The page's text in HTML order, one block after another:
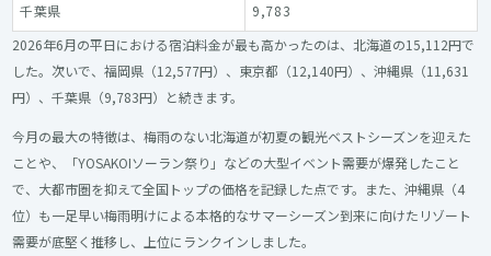
千葉県
9,783
2026年6月の平日における宿泊料金が最も高かったのは、北海道の15,112円で
した。次いで、福岡県（12,577円）、東京都（12,140円）、沖縄県（11,631
円）、千葉県（9,783円）と続きます。
今月の最大の特徴は、梅雨のない北海道が初夏の観光ベストシーズンを迎えた
ことや、「YOSAKOIソーラン祭り」などの大型イベント需要が爆発したこと
で、大都市圏を抑えて全国トップの価格を記録した点です。また、沖縄県（4
位）も一足早い梅雨明けによる本格的なサマーシーズン到来に向けたリゾート
需要が底堅く推移し、上位にランクインしました。